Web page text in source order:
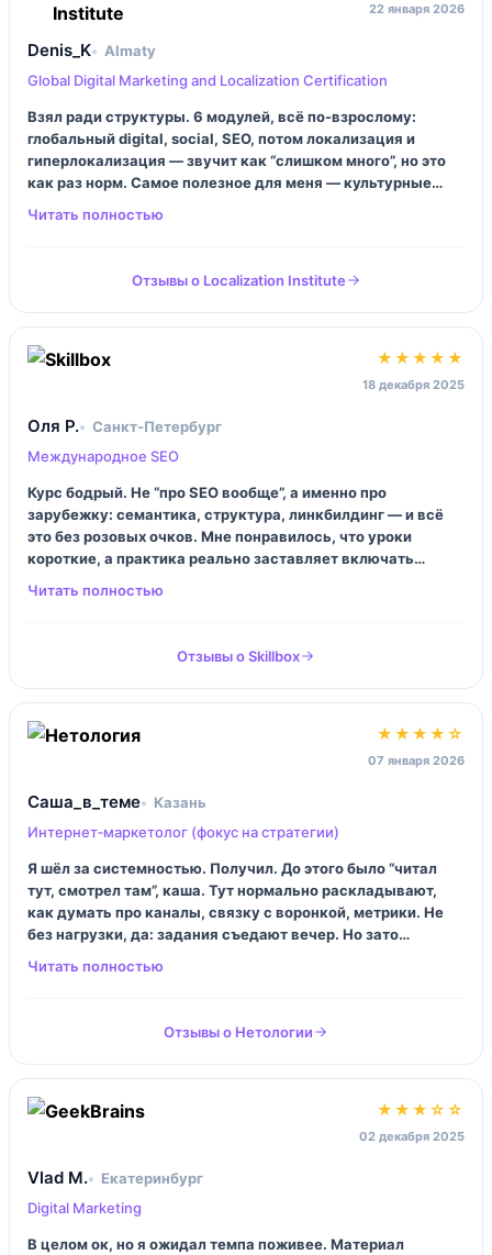
22 января 2026
Denis_K
Almaty
Global Digital Marketing and Localization Certification
Взял ради структуры. 6 модулей, всё по-взрослому:
глобальный digital, social, SEO, потом локализация и
гиперлокализация — звучит как “слишком много”, но это
как раз норм. Самое полезное для меня — культурные
штуки и разбор, где стандартизировать, а где лучше не
Отзывы о Localization Institute
★★★★★
18 декабря 2025
Оля Р.
Санкт‑Петербург
Международное SEO
Курс бодрый. Не “про SEO вообще”, а именно про
зарубежку: семантика, структура, линкбилдинг — и всё
это без розовых очков. Мне понравилось, что уроки
короткие, а практика реально заставляет включать
голову. Плюс куратор в чате — можно не стесняться и
Отзывы о Skillbox
★★★★☆
07 января 2026
Саша_в_теме
Казань
Интернет‑маркетолог (фокус на стратегии)
Я шёл за системностью. Получил. До этого было “читал
тут, смотрел там”, каша. Тут нормально раскладывают,
как думать про каналы, связку с воронкой, метрики. Не
без нагрузки, да: задания съедают вечер. Но зато
перестал тупить в брифах для подрядчиков, вот это кайф.
Отзывы о Нетологии
★★★☆☆
02 декабря 2025
Vlad M.
Екатеринбург
Digital Marketing
В целом ок, но я ожидал темпа поживее. Материал